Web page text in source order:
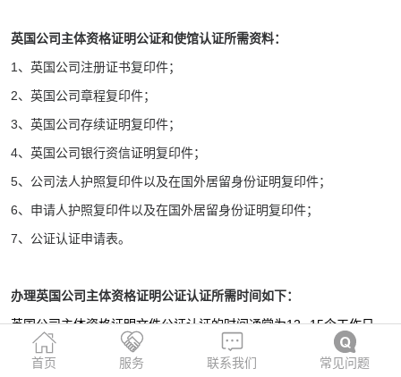
英国公司主体资格证明公证和使馆认证所需资料：
1、英国公司注册证书复印件；
2、英国公司章程复印件；
3、英国公司存续证明复印件；
4、英国公司银行资信证明复印件；
5、公司法人护照复印件以及在国外居留身份证明复印件；
6、申请人护照复印件以及在国外居留身份证明复印件；
7、公证认证申请表。
办理英国公司主体资格证明公证认证所需时间如下：
英国公司主体资格证明文件公证认证的时间通常为12--15个工作日。
首页 服务 联系我们 常见问题